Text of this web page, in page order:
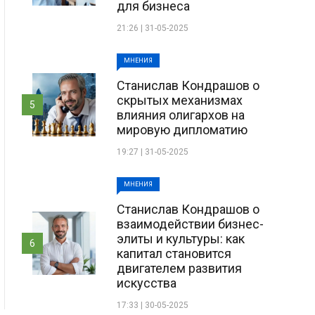
для бизнеса
21:26 | 31-05-2025
МНЕНИЯ
Станислав Кондрашов о
скрытых механизмах
влияния олигархов на
мировую дипломатию
19:27 | 31-05-2025
5
МНЕНИЯ
Станислав Кондрашов о
взаимодействии бизнес-
элиты и культуры: как
капитал становится
двигателем развития
искусства
17:33 | 30-05-2025
6